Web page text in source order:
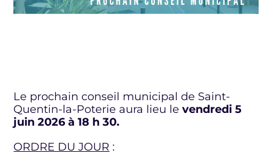
Le prochain conseil municipal de Saint-
Quentin-la-Poterie aura lieu levendredi 5
juin 2026 à 18 h 30.
ORDRE DU JOUR :